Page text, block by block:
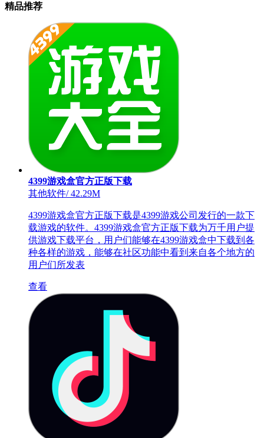
精品推荐
4399游戏盒官方正版下载
其他软件/42.29M
4399游戏盒官方正版下载是4399游戏公司发行的一款下
载游戏的软件。4399游戏盒官方正版下载为万千用户提
供游戏下载平台，用户们能够在4399游戏盒中下载到各
种各样的游戏，能够在社区功能中看到来自各个地方的
用户们所发表
查看